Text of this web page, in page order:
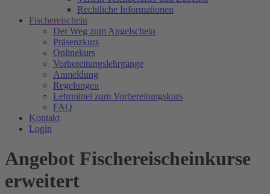
Rechtliche Informationen
Fischereischein
Der Weg zum Angelschein
Präsenzkurs
Onlinekurs
Vorbereitungslehrgänge
Anmeldung
Regelungen
Lehrmittel zum Vorbereitungskurs
FAQ
Kontakt
Login
Angebot Fischereischeinkurse
erweitert